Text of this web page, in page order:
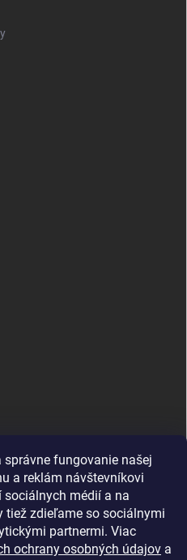
fungovanie našej
a reklám návštevníkovi
médií a na
tiež zdieľame so sociálnymi
partnermi. Viac
ochrany osobných údajov a
sledujte nás na FB